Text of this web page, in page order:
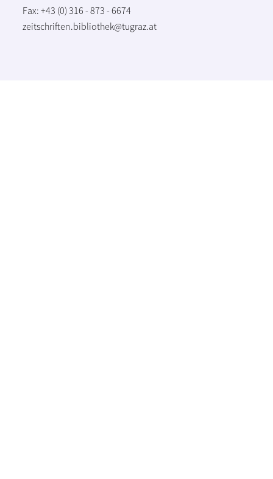
Fax: +43 (0) 316 - 873 - 6674
zeitschriften.bibliothek@tugraz.at